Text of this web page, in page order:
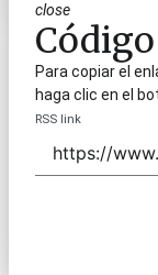
close
Para copiar el
haga clic en el
RSS link